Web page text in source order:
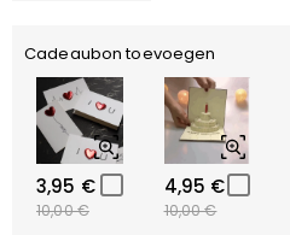
Cadeaubon toevoegen
3,95 €
10,00 €
4,95 €
10,00 €